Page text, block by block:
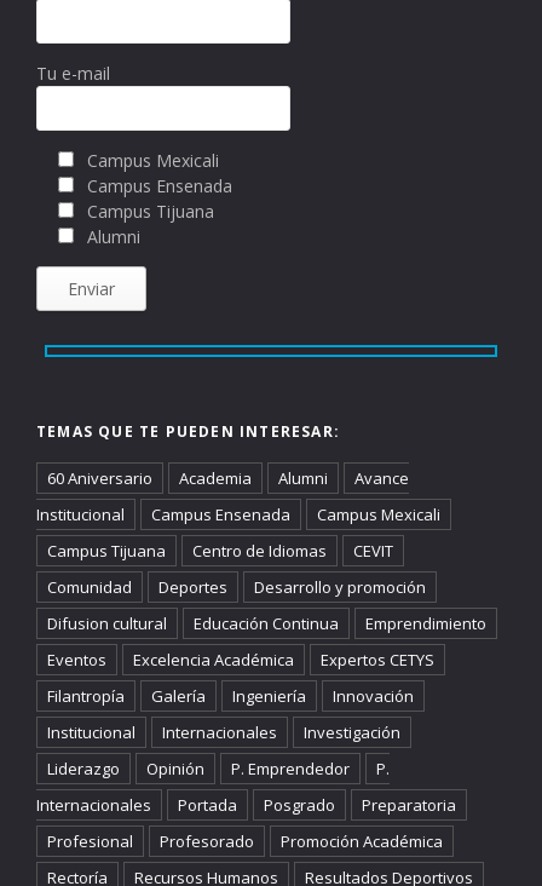
Tu e-mail
Campus Mexicali
Campus Ensenada
Campus Tijuana
Alumni
TEMAS QUE TE PUEDEN INTERESAR:
60 Aniversario Academia Alumni
Avance
Institucional
Campus Ensenada
Campus Mexicali
Campus Tijuana
Centro de Idiomas
CEVIT
Comunidad
Deportes
Desarrollo y promoción
Difusion cultural
Educación Continua
Emprendimiento
Eventos
Excelencia Académica
Expertos CETYS
Filantropía
Galería Ingeniería
Innovación
Institucional
Internacionales
Investigación
Liderazgo
Opinión P. Emprendedor
P.
Internacionales
Portada Posgrado
Preparatoria
Profesional
Profesorado
Promoción Académica
Rectoría
Recursos Humanos Resultados Deportivos